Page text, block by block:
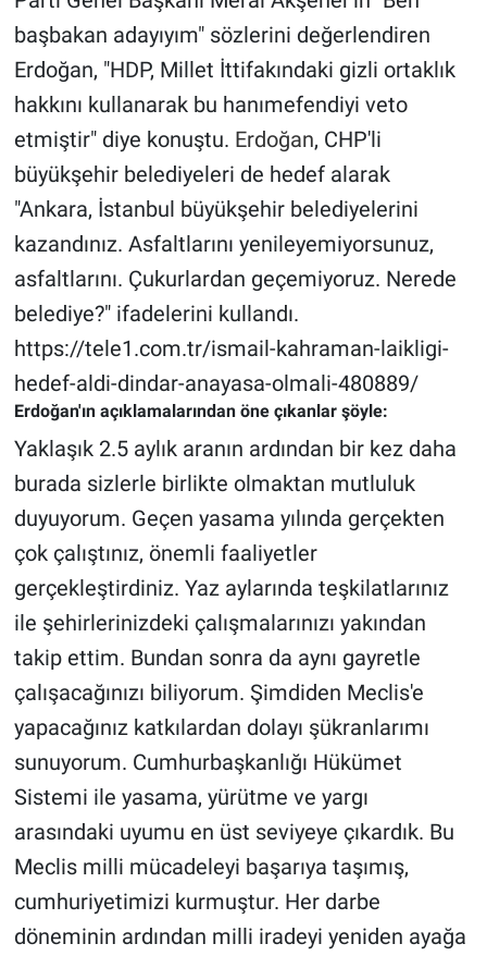
başbakan adayıyım" sözlerini değerlendiren
Erdoğan, "HDP, Millet İttifakındaki gizli ortaklık
hakkını kullanarak bu hanımefendiyi veto
etmiştir" diye konuştu. Erdoğan, CHP'li
büyükşehir belediyeleri de hedef alarak
"Ankara, İstanbul büyükşehir belediyelerini
kazandınız. Asfaltlarını yenileyemiyorsunuz,
asfaltlarını. Çukurlardan geçemiyoruz. Nerede
belediye?" ifadelerini kullandı.
https://tele1.com.tr/ismail-kahraman-laikligi-
hedef-aldi-dindar-anayasa-olmali-480889/
Erdoğan'ın açıklamalarından öne çıkanlar şöyle:
Yaklaşık 2.5 aylık aranın ardından bir kez daha
burada sizlerle birlikte olmaktan mutluluk
duyuyorum. Geçen yasama yılında gerçekten
çok çalıştınız, önemli faaliyetler
gerçekleştirdiniz. Yaz aylarında teşkilatlarınız
ile şehirlerinizdeki çalışmalarınızı yakından
takip ettim. Bundan sonra da aynı gayretle
çalışacağınızı biliyorum. Şimdiden Meclis'e
yapacağınız katkılardan dolayı şükranlarımı
sunuyorum. Cumhurbaşkanlığı Hükümet
Sistemi ile yasama, yürütme ve yargı
arasındaki uyumu en üst seviyeye çıkardık. Bu
Meclis milli mücadeleyi başarıya taşımış,
cumhuriyetimizi kurmuştur. Her darbe
döneminin ardından milli iradeyi yeniden ayağa
Koronavirüs
Kültür Sanat
Ne demişti
Nedir
Popüler
Programlar
Sağlık
Spor
Teknoloji
Türkiye'nin Geleceği
Türkiye'nin Gündemi
Yerel Gündem
Yerel Yaşam
Canlı Yayın